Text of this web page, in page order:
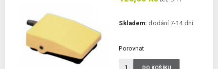
Skladem: dodání 7-14 dní
Porovnat